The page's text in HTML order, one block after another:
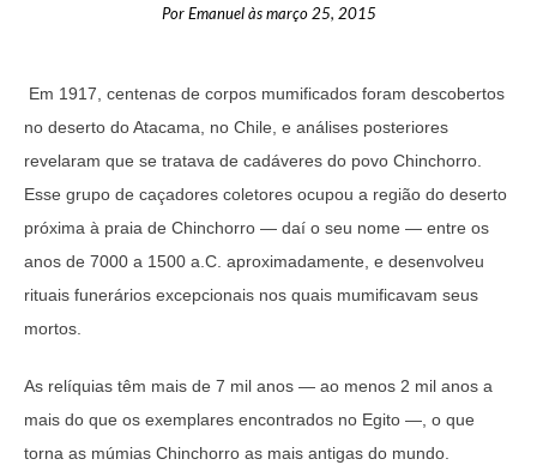
Por Emanuel àsmarço 25, 2015
Em 1917, centenas de corpos mumificados foram descobertos
no deserto do Atacama, no Chile, e análises posteriores
revelaram que se tratava de cadáveres do povo Chinchorro.
Esse grupo de caçadores coletores ocupou a região do deserto
próxima à praia de Chinchorro — daí o seu nome — entre os
anos de 7000 a 1500 a.C. aproximadamente, e desenvolveu
rituais funerários excepcionais nos quais mumificavam seus
mortos.
As relíquias têm mais de 7 mil anos — ao menos 2 mil anos a
mais do que os exemplares encontrados no Egito —, o que
torna as múmias Chinchorro as mais antigas do mundo.